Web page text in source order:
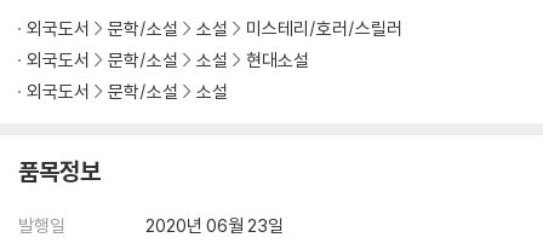
tle to go on, she invents a list of murder suspects and possibl
e motives for the crime. Oddly, her suppositions begin to find
correspondences in the real world, and with mounting excite
ment and dread, the fog of mystery starts to fade into menac
s accrue, perhaps associated with the darkness in her own pa
st; we must face the prospect that there is either an innocent
explanation for all this or a much more sinister one.
외국도서 문학/소설 소설
미스테리/호러/스릴러
외국도서
문학/소설 소설
현대소설
외국도서
문학/소설 소설
품목정보
발행일
2020년 06월 23일